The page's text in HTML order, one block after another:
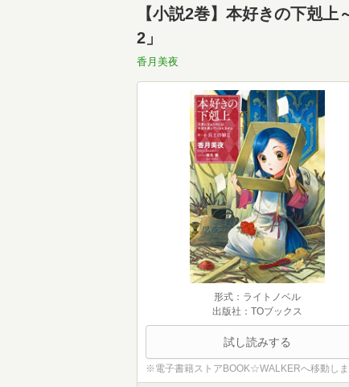
【小説2巻】本好きの下剋
2」
香月美夜
形式：ライトノベル
出版社：TOブックス
試し読みする
※電子書籍ストアBOOK☆WALKERへ移動し